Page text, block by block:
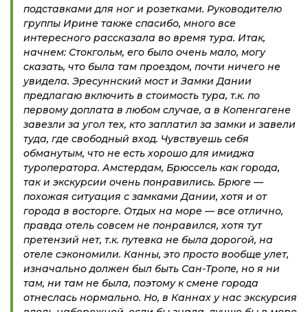
подставками для ног и розетками. Руководителю
группы Ирине также спасибо, много все
интересного рассказала во время тура. Итак,
начнем: Стокгольм, его было очень мало, могу
сказать, что была там проездом, почти ничего не
увидела. Эресуннский мост и Замки Дании
предлагаю включить в стоимость тура, т.к. по
первому доплата в любом случае, а в Копенгагене
завезли за угол тех, кто заплатил за замки и завели
туда, где свободный вход. Чувствуешь себя
обманутым, что не есть хорошо для имиджа
туроператора. Амстердам, Брюссель как города,
так и экскурсии очень понравились. Брюге —
похожая ситуация с замками Дании, хотя и от
города в восторге. Отдых на море — все отлично,
правда отель совсем не понравился, хотя тут
претензий нет, т.к. путевка не была дорогой, на
отеле сэкономили. Канны, это просто вообще улет,
изначально должен был быть Сан-Тропе, но я ни
там, ни там не была, поэтому к смене города
отнеслась нормально. Но, в Каннах у нас экскурсия